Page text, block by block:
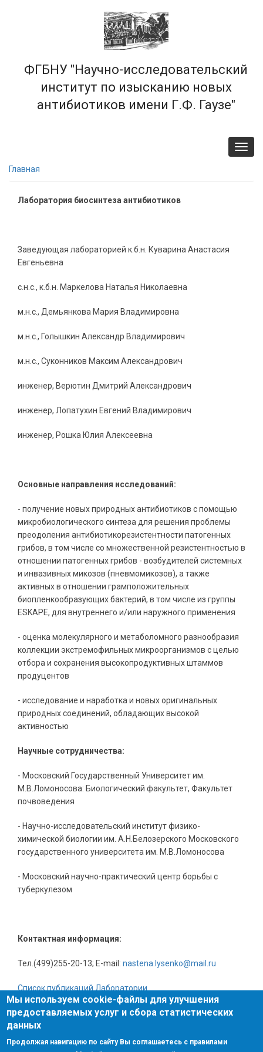
ФГБНУ "Научно-исследовательский
институт по изысканию новых
антибиотиков имени Г.Ф. Гаузе"
Главная
Лаборатория биосинтеза антибиотиков
Заведующая лабораторией к.б.н. Куварина Анастасия
Евгеньевна
с.н.с., к.б.н. Маркелова Наталья Николаевна
м.н.с., Демьянкова Мария Владимировна
м.н.с., Голышкин Александр Владимирович
м.н.с., Суконников Максим Александрович
инженер, Верютин Дмитрий Александрович
инженер, Лопатухин Евгений Владимирович
инженер, Рошка Юлия Алексеевна
Основные направления исследований:
- получение новых природных антибиотиков с помощью
микробиологического синтеза для решения проблемы
преодоления антибиотикорезистентности патогенных
грибов, в том числе со множественной резистентностью в
отношении патогенных грибов - возбудителей системных
и инвазивных микозов (пневмомикозов), а также
активных в отношении грамположительных
биопленкообразующих бактерий, в том числе из группы
ESKAPE, для внутреннего и/или наружного применения
- оценка молекулярного и метаболомного разнообразия
коллекции экстремофильных микроорганизмов с целью
отбора и сохранения высокопродуктивных штаммов
продуцентов
- исследование и наработка и новых оригинальных
природных соединений, обладающих высокой
активностью
Научные сотрудничества:
- Московский Государственный Университет им.
М.В.Ломоносова: Биологический факультет, Факультет
почвоведения
- Научно-исследовательский институт физико-
химической биологии им. А.Н.Белозерского Московского
государственного университета им. М.В.Ломоносова
- Московский научно-практический центр борьбы с
туберкулезом
Контактная информация:
Тел.(499)255-20-13; E-mail : nastena lysenko@mail ru
Список публикаций Лаборатории
Поиск
Поиск
Мы используем cookie-файлы для улучшения
предоставляемых услуг и сбора статистических
данных
Продолжая навигацию по сайту Вы соглашаетесь с правилами